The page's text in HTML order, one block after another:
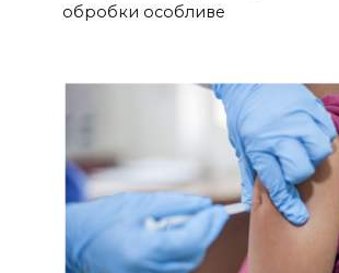
обробки особливе